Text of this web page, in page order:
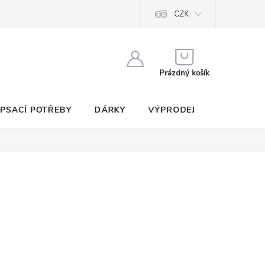
CZK
KOŠÍK
Prázdný košík
PSACÍ POTŘEBY DÁRKY VÝPRODEJ